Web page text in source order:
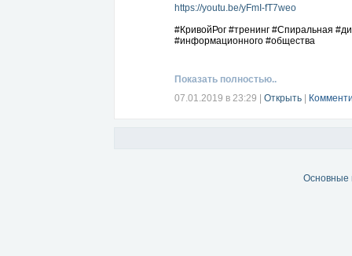
https://youtu.be/yFmI-fT7weo
#КривойРог #тренинг #Спиральная
#информационного #общества
Показать полностью..
07.01.2019 в 23:29
Открыть
Основные